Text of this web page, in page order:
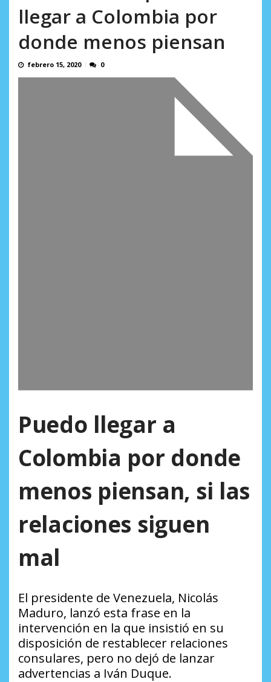
llegar a Colombia por
donde menos piensan
febrero 15, 2020 0
Puedo llegar a
Colombia por donde
menos piensan, si las
relaciones siguen
mal
El presidente de Venezuela, Nicolás
Maduro, lanzó esta frase en la
intervención en la que insistió en su
disposición de restablecer relaciones
consulares, pero no dejó de lanzar
advertencias a Iván Duque.